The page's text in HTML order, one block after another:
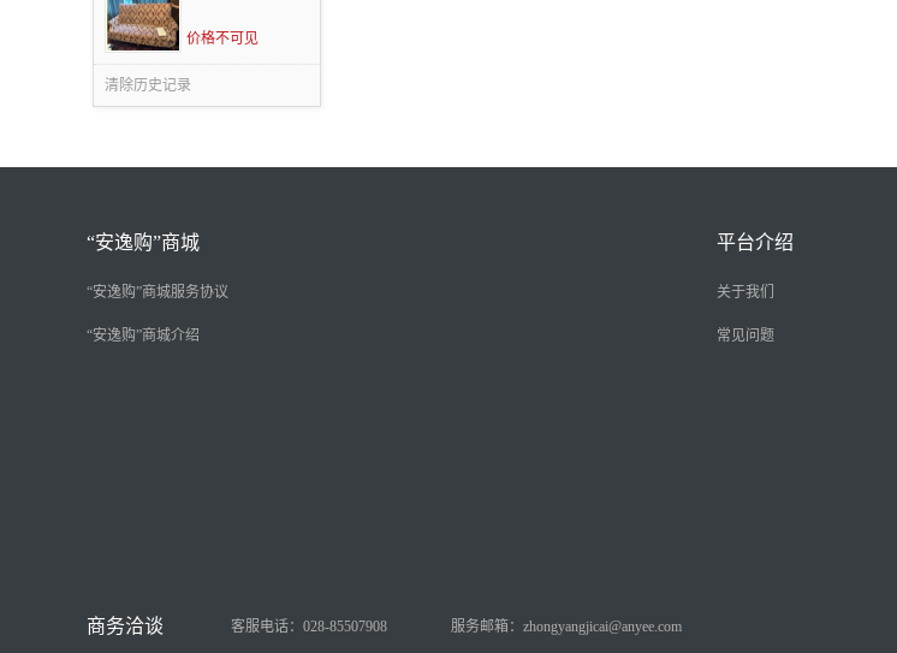
价格不可见
清除历史记录
“安逸购”商城
“安逸购”商城服务协议
“安逸购”商城介绍
平台介绍
关于我们
常见问题
客服电话：028-85507908 服务邮箱：zhongyangjicai@anyee.com